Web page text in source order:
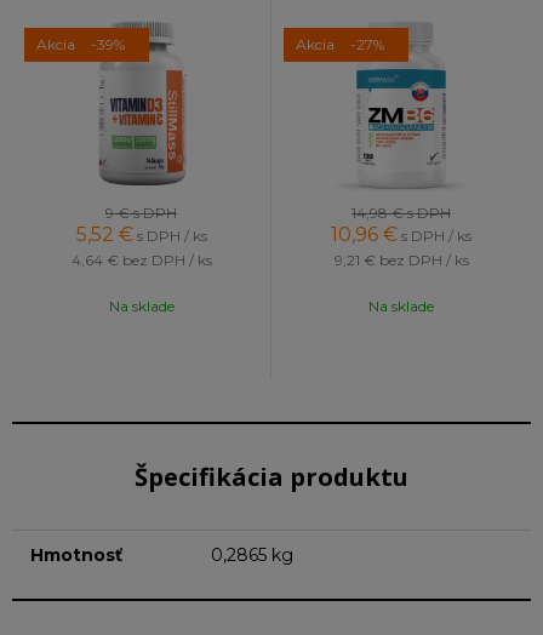
Akcia -39%
9 €s DPH
5,52 € s DPH / ks
4,64 € bez DPH / ks
Na sklade
Akcia -27%
14,98 €s DPH
10,96 € s DPH / ks
9,21 € bez DPH / ks
Na sklade
Špecifikácia produktu
Hmotnosť 0,2865 kg